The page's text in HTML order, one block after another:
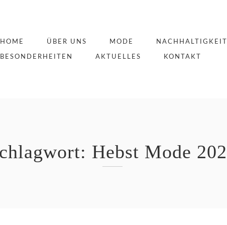
HOME ÜBER UNS MODE NACHHALTIGKEIT
BESONDERHEITEN AKTUELLES KONTAKT
Hebst Mode